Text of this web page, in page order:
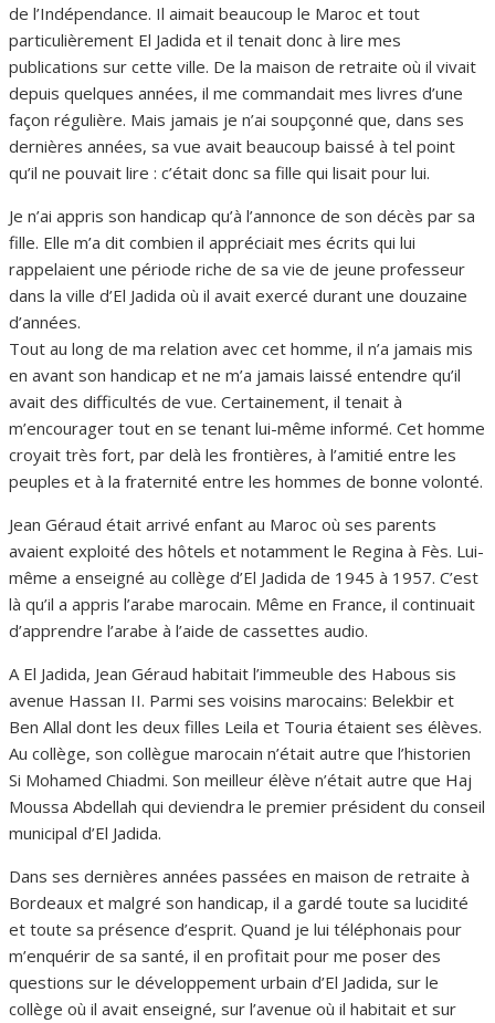
de l’Indépendance. Il aimait beaucoup le Maroc et tout
particulièrement El Jadida et il tenait donc à lire mes
publications sur cette ville. De la maison de retraite où il vivait
depuis quelques années, il me commandait mes livres d’une
façon régulière. Mais jamais je n’ai soupçonné que, dans ses
dernières années, sa vue avait beaucoup baissé à tel point
qu’il ne pouvait lire : c’était donc sa fille qui lisait pour lui.
Je n’ai appris son handicap qu’à l’annonce de son décès par sa
fille. Elle m’a dit combien il appréciait mes écrits qui lui
rappelaient une période riche de sa vie de jeune professeur
dans la ville d’El Jadida où il avait exercé durant une douzaine
d’années.
Tout au long de ma relation avec cet homme, il n’a jamais mis
en avant son handicap et ne m’a jamais laissé entendre qu’il
avait des difficultés de vue. Certainement, il tenait à
m’encourager tout en se tenant lui-même informé. Cet homme
croyait très fort, par delà les frontières, à l’amitié entre les
peuples et à la fraternité entre les hommes de bonne volonté.
Jean Géraud était arrivé enfant au Maroc où ses parents
avaient exploité des hôtels et notamment le Regina à Fès. Lui-
même a enseigné au collège d’El Jadida de 1945 à 1957. C’est
là qu’il a appris l’arabe marocain. Même en France, il continuait
d’apprendre l’arabe à l’aide de cassettes audio.
A El Jadida, Jean Géraud habitait l’immeuble des Habous sis
avenue Hassan II. Parmi ses voisins marocains: Belekbir et
Ben Allal dont les deux filles Leila et Touria étaient ses élèves.
Au collège, son collègue marocain n’était autre que l’historien
Si Mohamed Chiadmi. Son meilleur élève n’était autre que Haj
Moussa Abdellah qui deviendra le premier président du conseil
municipal d’El Jadida.
Dans ses dernières années passées en maison de retraite à
Bordeaux et malgré son handicap, il a gardé toute sa lucidité
et toute sa présence d’esprit. Quand je lui téléphonais pour
m’enquérir de sa santé, il en profitait pour me poser des
questions sur le développement urbain d’El Jadida, sur le
collège où il avait enseigné, sur l’avenue où il habitait et sur